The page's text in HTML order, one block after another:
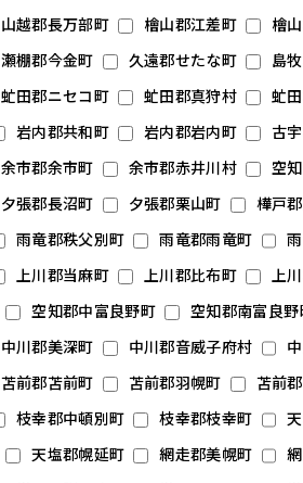
山越郡長万部町 檜山郡江差町 檜
瀬棚郡今金町 久遠郡せたな町 島
虻田郡ニセコ町 虻田郡真狩村 虻
岩内郡共和町 岩内郡岩内町 古
余市郡余市町 余市郡赤井川村 空
夕張郡長沼町 夕張郡栗山町 樺戸
雨竜郡秩父別町 雨竜郡雨竜町
上川郡当麻町 上川郡比布町 上
空知郡中富良野町 空知郡南富良野
中川郡美深町 中川郡音威子府村
苫前郡苫前町 苫前郡羽幌町 苫前
枝幸郡中頓別町 枝幸郡枝幸町
天塩郡幌延町 網走郡美幌町